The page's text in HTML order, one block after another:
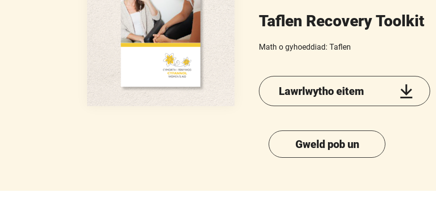
Taflen Recovery Toolkit
Math o gyhoeddiad: Taflen
Lawrlwytho eitem
Gweld pob un